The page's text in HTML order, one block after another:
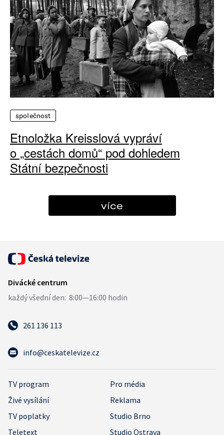
společnost
Etnoložka Kreisslová vypráví
o „cestách domů“ pod dohledem
Státní bezpečnosti
více
261 136 113
info@ceskatelevize.cz
TV program
Pro média
Živé vysílání
Reklama
TV poplatky
Studio Brno
Teletext
Studio Ostrava